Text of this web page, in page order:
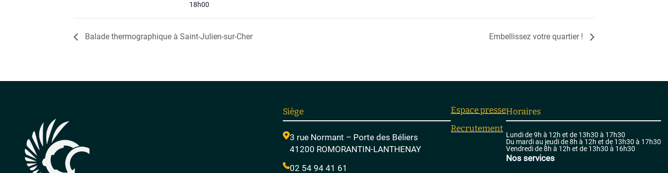
18h00
Balade thermographique à Saint-Julien-sur-Cher Embellissez votre quartier !
Siège
3 rue Normant – Porte des Béliers
41200 ROMORANTIN-LANTHENAY
02 54 94 41 61
Espace presse
Recrutement
Horaires
Lundi de 9h à 12h et de 13h30 à 17h30
Du mardi au jeudi de 8h à 12h et de 13h30 à 17h30
Vendredi de 8h à 12h et de 13h30 à 16h30
Nos services